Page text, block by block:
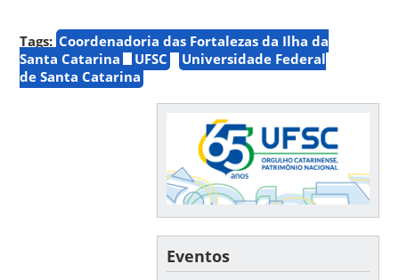
Tags: Coordenadoria das Fortalezas da Ilha da
Santa Catarina
UFSC
Universidade Federal
de Santa Catarina
Eventos